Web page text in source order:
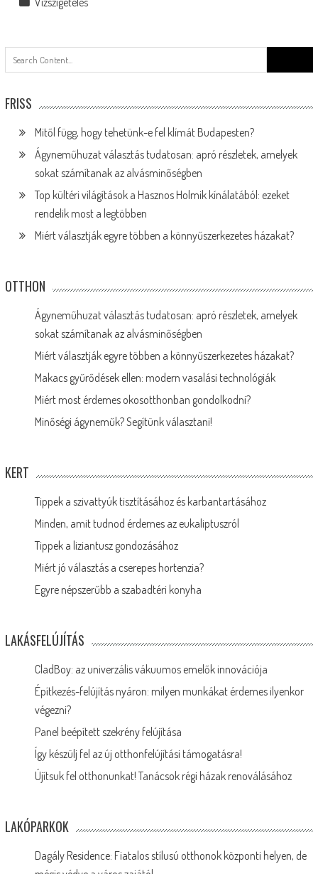
FRISS
Mitől függ, hogy tehetünk-e fel klímát Budapesten?
Ágyneműhuzat választás tudatosan: apró részletek, amelyek
sokat számítanak az alvásminőségben
Top kültéri világítások a Hasznos Holmik kínálatából: ezeket
rendelik most a legtöbben
Miért választják egyre többen a könnyűszerkezetes házakat?
OTTHON
Ágyneműhuzat választás tudatosan: apró részletek, amelyek
sokat számítanak az alvásminőségben
Miért választják egyre többen a könnyűszerkezetes házakat?
Makacs gyűrődések ellen: modern vasalási technológiák
Miért most érdemes okosotthonban gondolkodni?
Minőségi ágyneműk? Segítünk választani!
KERT
Tippek a szivattyúk tisztításához és karbantartásához
Minden, amit tudnod érdemes az eukaliptuszról
Tippek a liziantusz gondozásához
Miért jó választás a cserepes hortenzia?
Egyre népszerűbb a szabadtéri konyha
LAKÁSFELÚJÍTÁS
CladBoy: az univerzális vákuumos emelők innovációja
Építkezés-felújítás nyáron: milyen munkákat érdemes ilyenkor
végezni?
Panel beépített szekrény felújítása
Így készülj fel az új otthonfelújítási támogatásra!
Újítsuk fel otthonunkat! Tanácsok régi házak renoválásához
LAKÓPARKOK
Dagály Residence: Fiatalos stílusú otthonok központi helyen, de